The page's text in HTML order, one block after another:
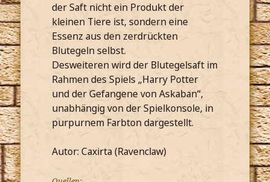
der Saft nicht ein Produkt der
kleinen Tiere ist, sondern eine
Essenz aus den zerdrückten
Blutegeln selbst.
Desweiteren wird der Blutegelsaft im
Rahmen des Spiels „Harry Potter
und der Gefangene von Askaban“,
unabhängig von der Spielkonsole, in
purpurnem Farbton dargestellt.
Autor: Caxirta (Ravenclaw)